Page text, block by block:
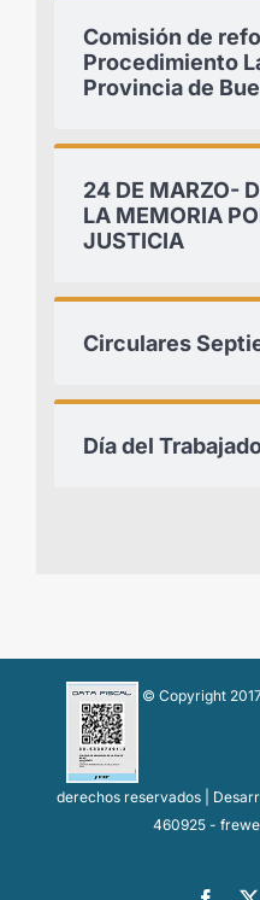
Comisión de
Procedimiento
Provincia de
24 DE MARZO-
LA MEMORIA
JUSTICIA
Circulares
Día del
© Copyright
derechos reservados |
460925 -